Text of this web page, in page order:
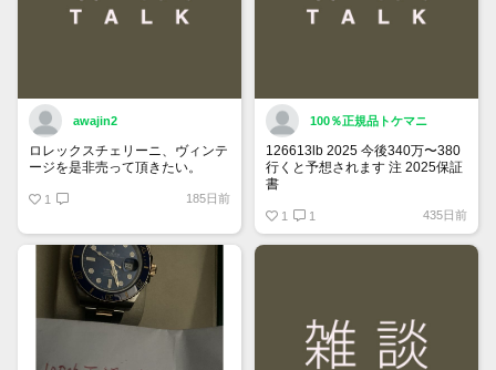
awajin2
ロレックスチェリーニ、ヴィンテ
ージを是非売って頂きたい。
1 185日前
100％正規品トケマニ
126613lb 2025 今後340万〜380
行くと予想されます 注 2025保証
書
2025/ @Watch_Monster_より
1 1 435日前